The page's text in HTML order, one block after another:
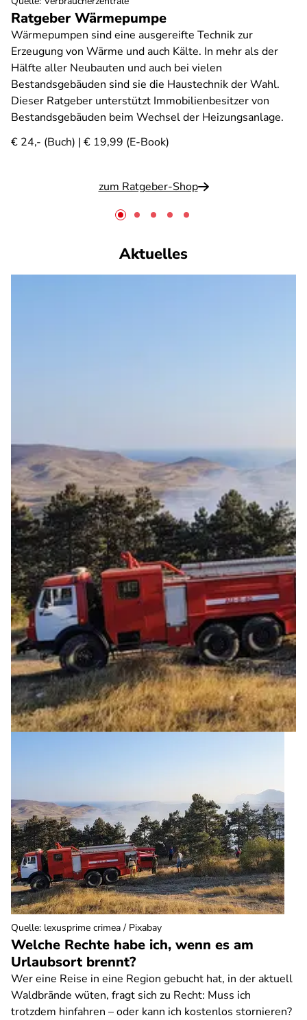
Ratgeber Wärmepumpe
Wärmepumpen sind eine ausgereifte Technik zur
Erzeugung von Wärme und auch Kälte. In mehr als der
Hälfte aller Neubauten und auch bei vielen
Bestandsgebäuden sind sie die Haustechnik der Wahl.
Dieser Ratgeber unterstützt Immobilienbesitzer von
Bestandsgebäuden beim Wechsel der Heizungsanlage.
€ 24,- (Buch) | € 19,99 (E-Book)
zum Ratgeber-Shop
Aktuelles
Welche Rechte habe ich, wenn es am
Urlaubsort brennt?
Wer eine Reise in eine Region gebucht hat, in der aktuell
Waldbrände wüten, fragt sich zu Recht: Muss ich
trotzdem hinfahren – oder kann ich kostenlos stornieren?
Quelle: lexusprime crimea / Pixabay